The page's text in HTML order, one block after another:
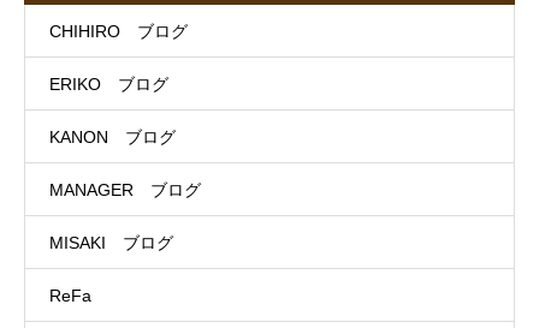
CHIHIRO ブログ
ERIKO ブログ
KANON ブログ
MANAGER ブログ
MISAKI ブログ
ReFa